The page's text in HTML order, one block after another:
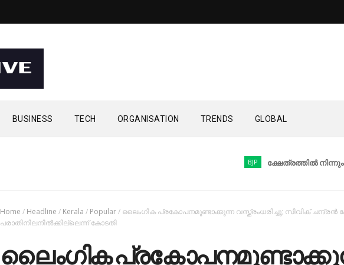
BUSINESS TECH ORGANISATION TRENDS GLOBAL
ക്ഷേത്രത്തിൽ നിന്നും
Home / Headline / Kerala / Popular/ ലൈംഗിക പ്രകോപനമുണ്ടാക്കുന്ന വസ്ത്രംധരിച്ചു; സിവിക് ചന്ദ്രന്‍
പരാതിനിലനില്‍ക്കില്ലെന്ന് കോടതി
ലൈംഗിക